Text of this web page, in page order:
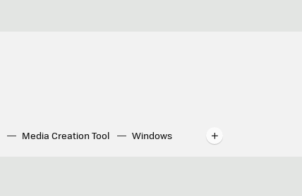
Media Creation Tool
Windows